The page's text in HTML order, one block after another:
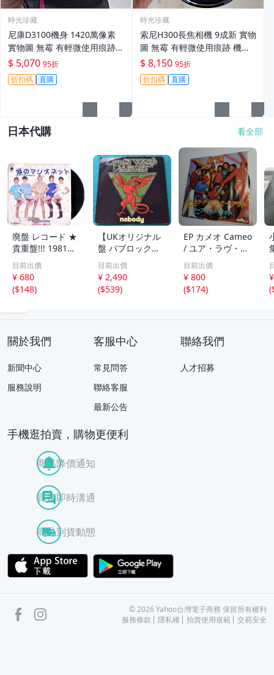
時光珍藏
尼康D3100機身 1420萬像素
實物圖 無霉 有輕微使用痕跡
機身原裝 無拆修無翻新 臨-34
3
$ 5,070 95折
折扣碼 直購
時光珍藏
索尼H300長焦相機 9成新 實物
圖 無霉 有輕微使用痕跡 機身
鏡頭原裝 無拆修無翻新-3430
$ 8,150 95折
折扣碼 直購
日本代購 看全部
廃盤 レコード ★
貴重盤!!! 1981年
日本盤★ DORIS
D & THE PINS ド
リス・ディー ＆
ピンズ ★ 女性グ
目前出價
¥ 680
($148)
【UKオリジナル
盤 パブロック】
7” / Geraint Wat
kins & The Domi
nators Nobody /
Vertigo 6059 224
目前出價
¥ 2,490
($539)
EP カメオ Cameo
/ ユア・ラヴ・テ
イクス・ミー・ア
ウト 7インチレコ
ード
目前出價
¥ 800
($174)
(
關於我們
新聞中心
服務說明
客服中心
常見問答
聯絡客服
最新公告
聯絡我們
人才招募
手機逛拍賣，購物更便利
商品降價通知
買賣即時溝通
商品到貨動態
APP Store
facebook ©2026 Yahoo台灣電子商務 保留所有權利
服務條款
隱私權 拍賣使用規範 交易安全